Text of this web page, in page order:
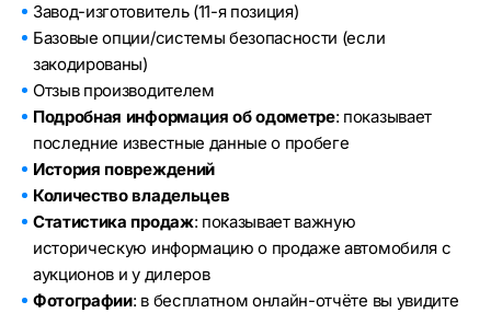
Завод-изготовитель (11-я позиция)
Базовые опции/системы безопасности (если
закодированы)
Отзыв производителем
Подробная информация об одометре: показывает
последние известные данные о пробеге
История повреждений
Количество владельцев
Статистика продаж: показывает важную
историческую информацию о продаже автомобиля с
аукционов и у дилеров
Фотографии: в бесплатном онлайн-отчёте вы увидите